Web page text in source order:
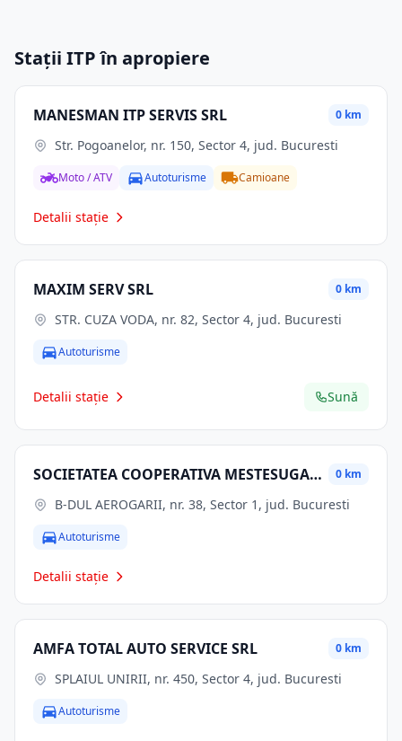
Stații ITP în apropiere
MANESMAN ITP SERVIS SRL 0 km
Str. Pogoanelor, nr. 150, Sector 4, jud. Bucuresti
Moto / ATV Autoturisme Camioane
Detalii stație
MAXIM SERV SRL 0 km
STR. CUZA VODA, nr. 82, Sector 4, jud. Bucuresti
Autoturisme
Detalii stație Sună
SOCIETATEA COOPERATIVA MESTESUGAREASCA INTERSERVICE BANEASA 0 km
B-DUL AEROGARII, nr. 38, Sector 1, jud. Bucuresti
Autoturisme
Detalii stație
AMFA TOTAL AUTO SERVICE SRL 0 km
SPLAIUL UNIRII, nr. 450, Sector 4, jud. Bucuresti
Autoturisme